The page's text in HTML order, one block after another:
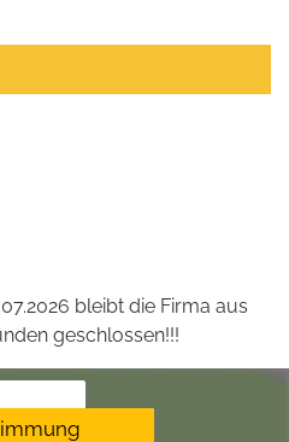
bleibt die Firma aus
geschlossen!!!